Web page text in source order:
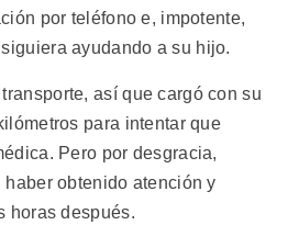
por teléfono e, impotente,
ayudando a su hijo.
así que cargó con su
para intentar que
Pero por desgracia,
obtenido atención y
horas después.